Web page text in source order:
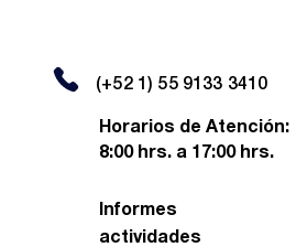
(+52 1) 55 9133 3410
Horarios de Atención:
8:00 hrs. a 17:00 hrs.
Informes
actividades